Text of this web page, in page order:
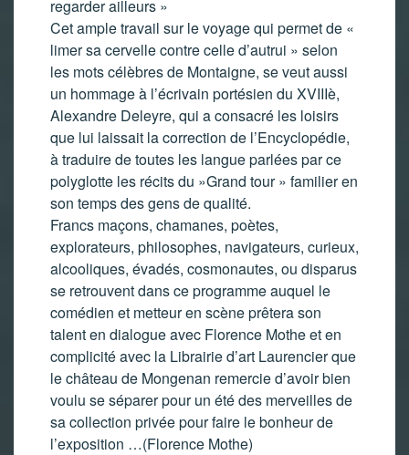
regarder ailleurs »
Cet ample travail sur le voyage qui permet de «
limer sa cervelle contre celle d’autrui » selon
les mots célèbres de Montaigne, se veut aussi
un hommage à l’écrivain portésien du XVIIIè,
Alexandre Deleyre, qui a consacré les loisirs
que lui laissait la correction de l’Encyclopédie,
à traduire de toutes les langue parlées par ce
polyglotte les récits du »Grand tour » familier en
son temps des gens de qualité.
Francs maçons, chamanes, poètes,
explorateurs, philosophes, navigateurs, curieux,
alcooliques, évadés, cosmonautes, ou disparus
se retrouvent dans ce programme auquel le
comédien et metteur en scène prêtera son
talent en dialogue avec Florence Mothe et en
complicité avec la Librairie d’art Laurencier que
le château de Mongenan remercie d’avoir bien
voulu se séparer pour un été des merveilles de
sa collection privée pour faire le bonheur de
l’exposition …(Florence Mothe)